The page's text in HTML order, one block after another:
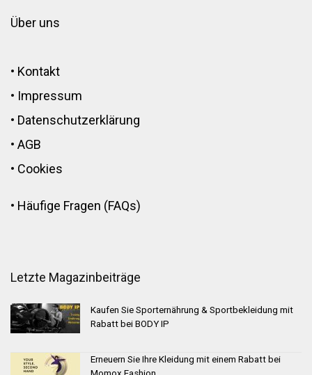
Über uns
• Kontakt
• Impressum
• Datenschutzerklärung
• AGB
• Cookies
• Häufige Fragen (FAQs)
Letzte Magazinbeiträge
Kaufen Sie Sporternährung & Sportbekleidung mit
Rabatt bei BODY IP
Erneuern Sie Ihre Kleidung mit einem Rabatt bei